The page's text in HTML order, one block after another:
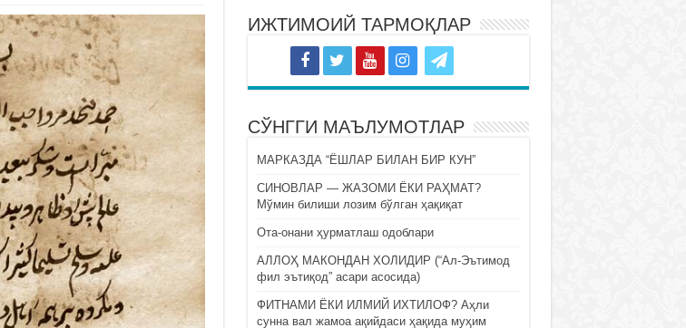
ИЖТИМОИЙ ТАРМОҚЛАР
СЎНГГИ МАЪЛУМОТЛАР
МАРКАЗДА “ЁШЛАР БИЛАН БИР КУН”
СИНОВЛАР — ЖАЗОМИ ЁКИ РАҲМАТ?
Мўмин билиши лозим бўлган ҳақиқат
Ота-онани ҳурматлаш одоблари
АЛЛОҲ МАКОНДАН ХОЛИДИР (“Ал-Эътимод
фил эътиқод” асари асосида)
ФИТНАМИ ЁКИ ИЛМИЙ ИХТИЛОФ? Аҳли
сунна вал жамоа ақийдаси ҳақида муҳим